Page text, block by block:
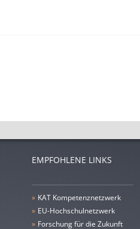
EMPFOHLENE LINKS
» KAT Kompetenznetzwerk
» EU-Hochschulnetzwerk
» Forschung für die Zukunft